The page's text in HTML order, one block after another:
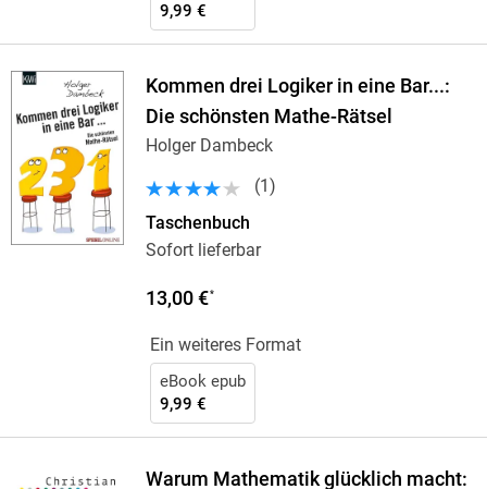
9,99 €
Kommen drei Logiker in eine Bar...:
Die schönsten Mathe-Rätsel
Holger Dambeck
(1 )
Taschenbuch
Sofort lieferbar
13,00 €*
Ein weiteres Format
eBook epub
9,99 €
Warum Mathematik glücklich macht: